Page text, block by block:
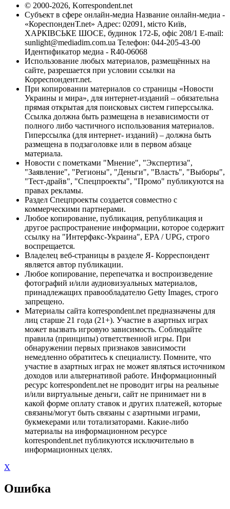
© 2000-2026, Korrespondent.net
Субъект в сфере онлайн-медиа Название онлайн-медиа -
«КореспонденТ.net» Адрес: 02091, місто Київ,
ХАРКІВСЬКЕ ШОСЕ, будинок 172-Б, офіс 208/1 E-mail:
sunlight@mediadim.com.ua Телефон: 044-205-43-00
Идентификатор медиа - R40-06068
Использование любых материалов, размещённых на
сайте, разрешается при условии ссылки на
Корреспондент.net.
При копировании материалов со страницы «Новости
Украины и мира», для интернет-изданий – обязательна
прямая открытая для поисковых систем гиперссылка.
Ссылка должна быть размещена в независимости от
полного либо частичного использования материалов.
Гиперссылка (для интернет- изданий) – должна быть
размещена в подзаголовке или в первом абзаце
материала.
Новости с пометками "Мнение", "Экспертиза",
"Заявление", "Регионы", "Деньги", "Власть", "Выборы",
"Тест-драйв", "Спецпроекты", "Промо" публикуются на
правах рекламы.
Раздел Спецпроекты создается совместно с
коммерческими партнерами.
Любое копирование, публикация, републикация и
другое распространение информации, которое содержит
ссылку на "Интерфакс-Украина", EPA / UPG, строго
воспрещается.
Владелец веб-страницы в разделе Я- Корреспондент
является автор публикации.
Любое копирование, перепечатка и воспроизведение
фотографий и/или аудиовизуальных материалов,
принадлежащих правообладателю Getty Images, строго
запрещено.
Материалы сайта korrespondent.net предназначены для
лиц старше 21 года (21+). Участие в азартных играх
может вызвать игровую зависимость. Соблюдайте
правила (принципы) ответственной игры. При
обнаружении первых признаков зависимости
немедленно обратитесь к специалисту. Помните, что
участие в азартных играх не может являться источником
доходов или альтернативой работе. Информационный
ресурс korrespondent.net не проводит игры на реальные
и/или виртуальные деньги, сайт не принимает ни в
какой форме оплату ставок и других платежей, которые
связаны/могут быть связаны с азартными играми,
букмекерами или тотализаторами. Какие-либо
материалы на информационном ресурсе
korrespondent.net публикуются исключительно в
информационных целях.
X
Ошибка